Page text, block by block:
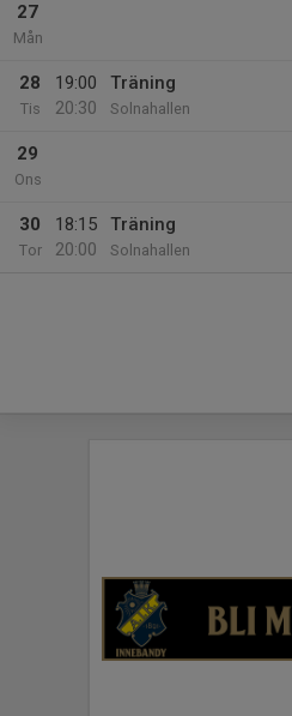
27
Mån
28
Tis
19:00
20:30
Träning
Solnahallen
29
Ons
30
Tor
18:15
20:00
Träning
Solnahallen